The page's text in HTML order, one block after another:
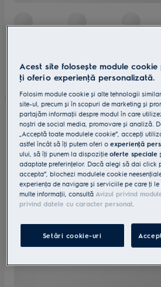
Acest site folosește module
ţi oferi o experienţă personalizată.
Folosim module cookie și alte tehnologii
site-ul, precum și în scopuri de marketing și
partajăm informaţii despre modul în care
noștri de social media, promovare și analiză.
„Acceptă toate modulele cookie”, accepţi
astfel încât să îţi putem oferi oexperienţă
ului, să îţi punem la dispoziţieoferte speciale
adaptate preferinţelor. Dacă alegi să dai click
accepta”, blochezi modulele cookie
experienţa de navigare și serviciile pe care ţi le
multe informaţii, consultă Avizul privind
privind datele cu caracter personal.
Setări cookie-uri